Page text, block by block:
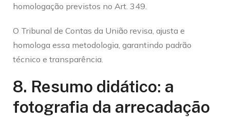
homologação previstos no Art. 349.
O Tribunal de Contas da União revisa, ajusta e
homologa essa metodologia, garantindo padrão
técnico e transparência.
8. Resumo didático: a
fotografia da arrecadação